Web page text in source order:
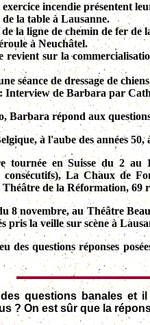
incendie présentent
la table à Lausanne.
la ligne de chemin de fer de
à Neuchâtel.
sur la
séance de dressage de
Interview de Barbara par
Barbara répond aux
à l'aube des années
tournée en Suisse du 2
consécutifs), La Chaux de
Théâtre de la Réformation, 69
8 novembre, au Théâtre
pris la veille sur scène à
des questions réponses
questions banales et
? On est sûr que la